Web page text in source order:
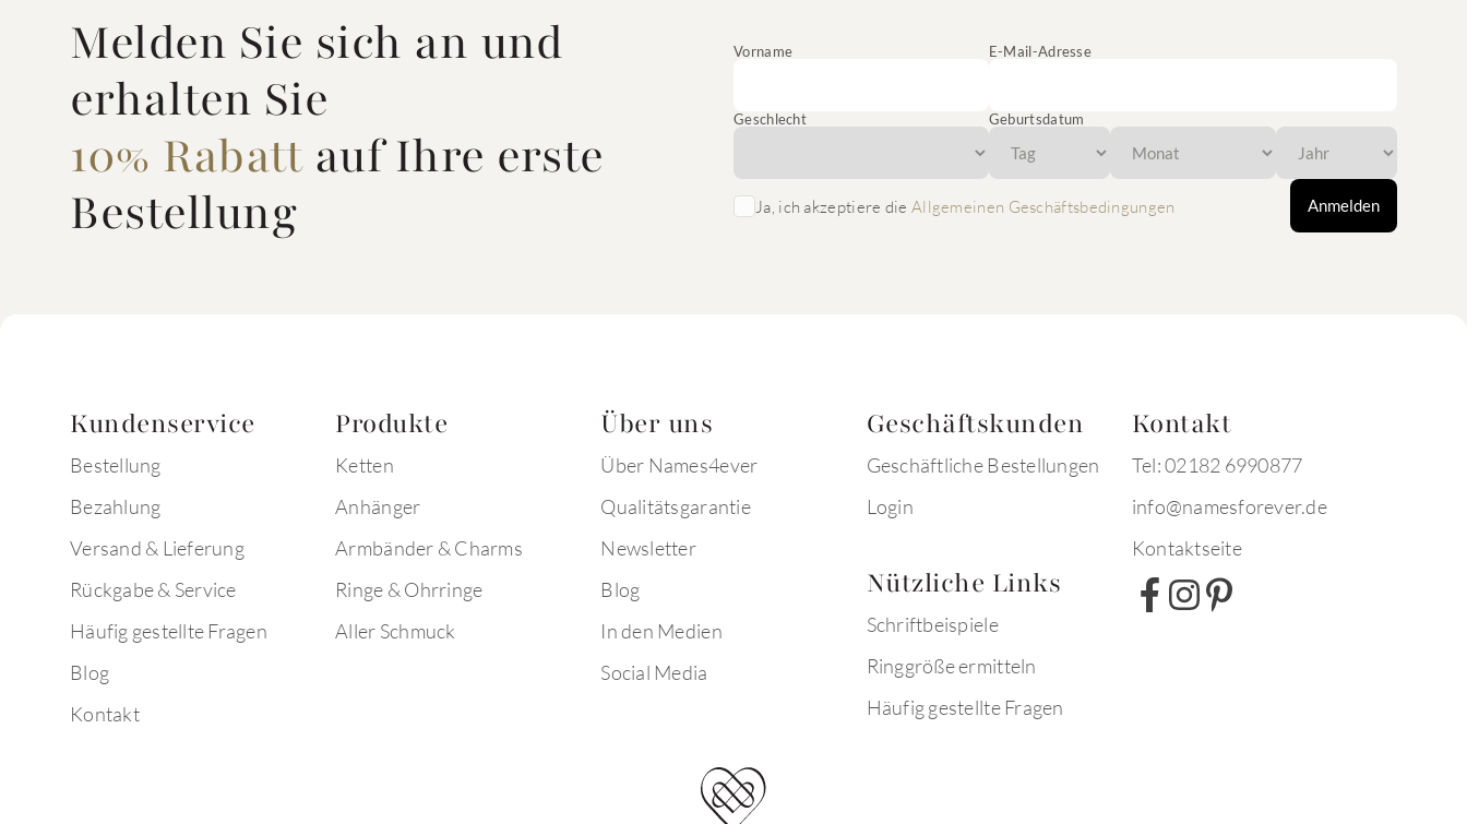
Melden Sie sich an und
erhalten Sie
10% Rabattauf Ihre erste
Bestellung
Vorname E-Mail-Adresse
Geschlecht Geburtsdatum
Ja, ich akzeptiere die Allgemeinen Geschäftsbedingungen Anmelden
Kundenservice
Bestellung
Bezahlung
Versand & Lieferung
Rückgabe & Service
Häufig gestellte Fragen
Blog
Kontakt
Produkte
Ketten
Anhänger
Armbänder & Charms
Ringe & Ohrringe
Aller Schmuck
Über uns
Über Names4ever
Qualitätsgarantie
Newsletter
Blog
In den Medien
Social Media
Geschäftskunden
Geschäftliche Bestellungen
Login
Nützliche Links
Schriftbeispiele
Ringgröße ermitteln
Häufig gestellte Fragen
Kontakt
Tel: 02182 6990877
info@namesforever.de
Kontaktseite